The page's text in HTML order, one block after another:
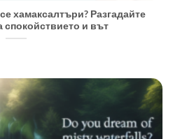
хамаксалтъри? Разгадайте
спокойствието и вът